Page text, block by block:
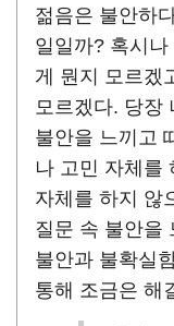
젊음은 불안하
일일까? 혹시
게 뭔지 모르겠
모르겠다. 당장
불안을 느끼고
나 고민 자체를
자체를 하지 않
질문 속 불안을
불안과 불확실
통해 조금은 해